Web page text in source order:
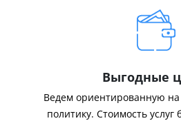
Выгодные
Ведем ориентированную
политику. Стоимость